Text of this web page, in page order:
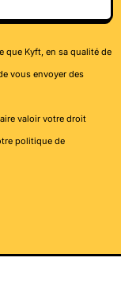
que Kyft, en sa qualité de
vous envoyer des
valoir votre droit
politique de